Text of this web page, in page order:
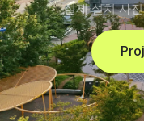
실제 설치 사